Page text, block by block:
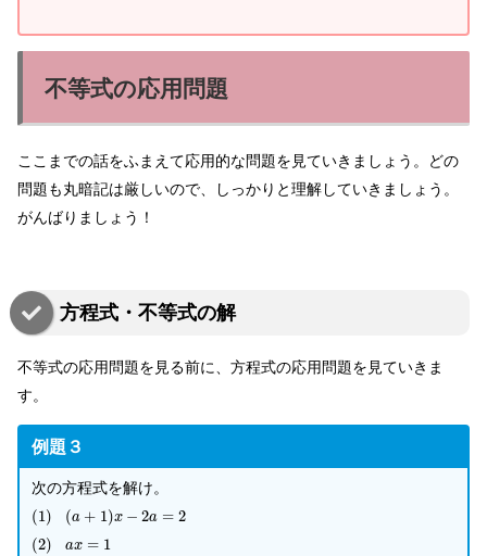
不等式の応用問題
ここまでの話をふまえて応用的な問題を見ていきましょう。どの
問題も丸暗記は厳しいので、しっかりと理解していきましょう。
がんばりましょう！
方程式・不等式の解
不等式の応用問題を見る前に、方程式の応用問題を見ていきま
す。
例題３
次の方程式を解け。
(1) (a + 1)x − 2a = 2
(2) ax = 1